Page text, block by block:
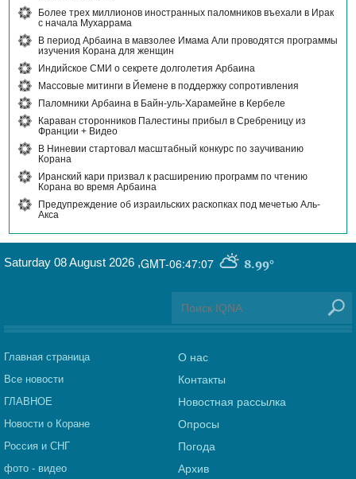
Более трех миллионов иностранных паломников въехали в Ирак
с начала Мухаррама
В период Арбаина в мавзолее Имама Али проводятся программы
изучения Корана для женщин
Индийское СМИ о секрете долголетия Арбаина
Массовые митинги в Йемене в поддержку сопротивления
Паломники Арбаина в Байн-уль-Харамейне в Кербеле
Караван сторонников Палестины прибыл в Сребреницу из
Франции + Видео
В Ниневии стартовал масштабный конкурс по заучиванию
Корана
Иранский кари призвал к расширению программ по чтению
Корана во время Арбаина
Предупреждение об израильских раскопках под мечетью Аль-
Акса
GMT-06:47:07 8.99°
Saturday 08 August 2026 ,
Главная страница
Все новости
ГЛАВНОЕ
Новости о Коране
Россия и СНГ
фото - видео
О нас
Контакты
Новостная рассылка
Опросы
Погода
Архив